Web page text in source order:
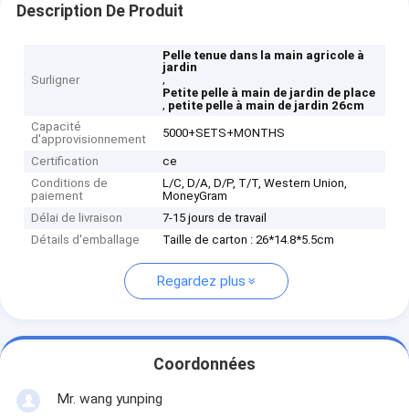
Description De Produit
Surligner
Pelle tenue dans la main agricole à
jardin
,
Petite pelle à main de jardin de place
, petite pelle à main de jardin 26cm
Capacité
d'approvisionnement
5000+SETS+MONTHS
Certification
ce
Conditions de
paiement
L/C, D/A, D/P, T/T, Western Union,
MoneyGram
Délai de livraison
7-15 jours de travail
Détails d'emballage
Taille de carton : 26*14.8*5.5cm
Regardez plus
Coordonnées
Mr. wang yunping